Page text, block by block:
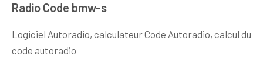
Radio Code bmw-s
Logiciel Autoradio, calculateur Code Autoradio, calcul du
code autoradio